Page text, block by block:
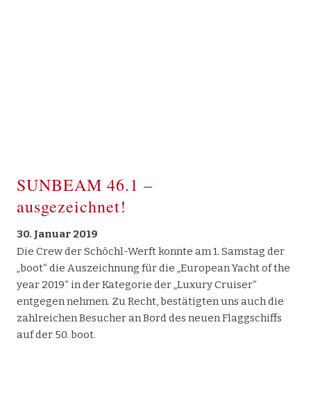
SUNBEAM 46.1 –
ausgezeichnet!
30. Januar 2019
Die Crew der Schöchl-Werft konnte am 1. Samstag der
„boot“ die Auszeichnung für die „European Yacht of the
year 2019“ in der Kategorie der „Luxury Cruiser“
entgegen nehmen. Zu Recht, bestätigten uns auch die
zahlreichen Besucher an Bord des neuen Flaggschiffs
auf der 50. boot.